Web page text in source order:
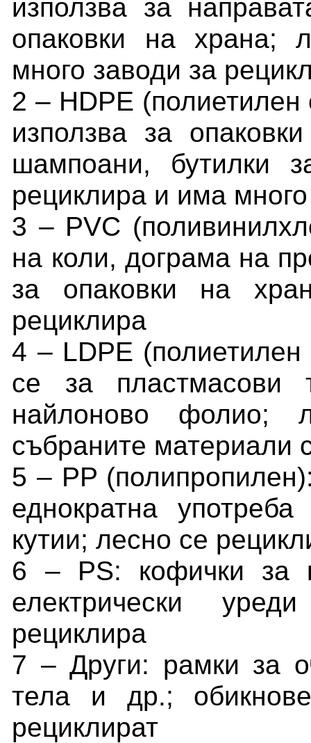
използва за
опаковки на храна;
много заводи за
2 – HDPE (полиетилен
използва за
шампоани, бутилки
рециклира и има
3 – PVC
на коли, дограма на
за опаковки на
рециклира
4 – LDPE (полиетилен
се за пластмасови
найлоново фолио;
събраните материали
5 – PP
еднократна
кутии; лесно се
6 – PS: кофички за
електрически
рециклира
7 – Други: рамки за
тела и др.;
рециклират